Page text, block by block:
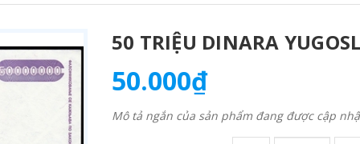
50 TRIỆU DINARA
50.000₫
Mô tả ngắn của sản phẩm đang được cập